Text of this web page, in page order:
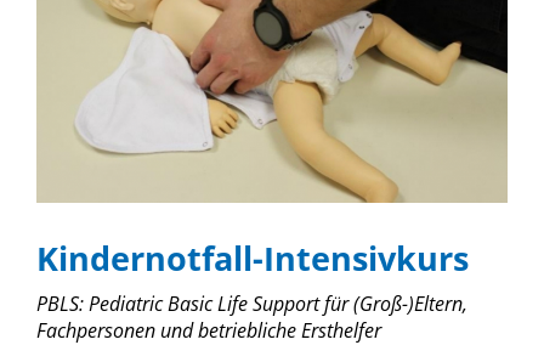
Kindernotfall-Intensivkurs
PBLS: Pediatric Basic Life Support für (Groß-)Eltern,
Fachpersonen und betriebliche Ersthelfer